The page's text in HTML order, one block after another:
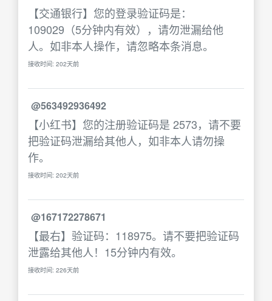
【交通银行】您的登录验证码是：
109029（5分钟内有效），请勿泄漏给他
人。如非本人操作，请忽略本条消息。
接收时间: 202天前
@563492936492
【小红书】您的注册验证码是 2573，请不要
把验证码泄漏给其他人，如非本人请勿操
作。
接收时间: 202天前
@167172278671
【最右】验证码：118975。请不要把验证码
泄露给其他人！15分钟内有效。
接收时间: 226天前